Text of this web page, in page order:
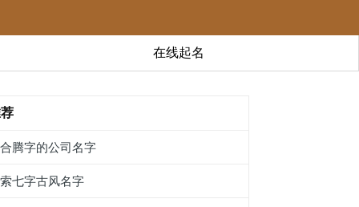
在线起名
腾字的公司名字
七字古风名字